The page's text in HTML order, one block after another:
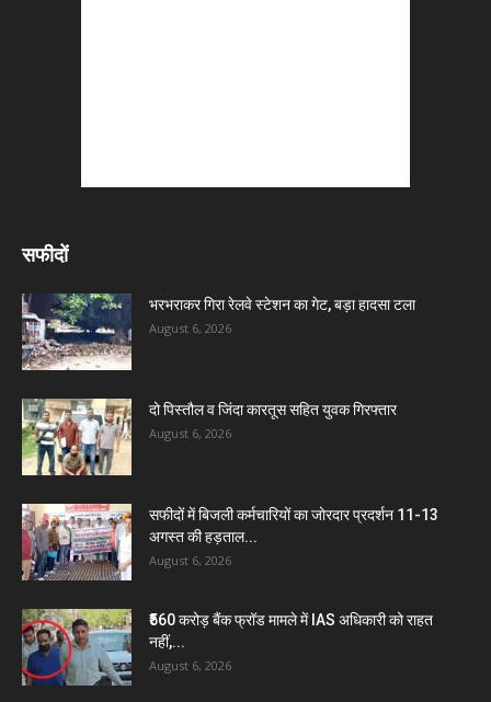
सफीदों
भरभराकर गिरा रेलवे स्टेशन का गेट, बड़ा हादसा टला
August 6, 2026
दो पिस्तौल व जिंदा कारतूस सहित युवक गिरफ्तार
August 6, 2026
सफीदों में बिजली कर्मचारियों का जोरदार प्रदर्शन 11-13
अगस्त की हड़ताल...
August 6, 2026
₹560 करोड़ बैंक फ्रॉड मामले में IAS अधिकारी को राहत
नहीं,...
August 6, 2026